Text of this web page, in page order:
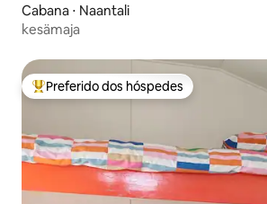
Cabana ⋅ Naantali
kesämaja
Entre os melhores preferidos dos
Preferido dos hóspedes